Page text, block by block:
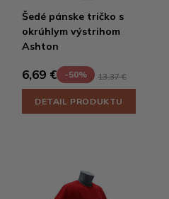
Šedé pánske tričko s
okrúhlym výstrihom
Ashton
6,69 € -50% 13,37 €
DETAIL PRODUKTU